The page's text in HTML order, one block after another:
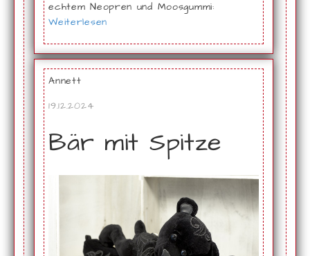
echtem Neopren und Moosgummi:
Weiterlesen
Annett
19.12.2024
Bär mit Spitze